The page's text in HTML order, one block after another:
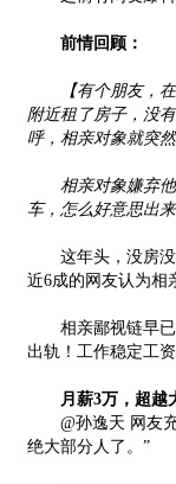
前情回顾：
【有个朋友，
附近租了房子，没
呼，相亲对象就突
相亲对象嫌弃他“
车，怎么好意思出来
这年头，没房没
近6成的网友认为相
相亲鄙视链早已
出轨！工作稳定工
月薪3万，超越
@孙逸天 网友充
绝大部分人了。”